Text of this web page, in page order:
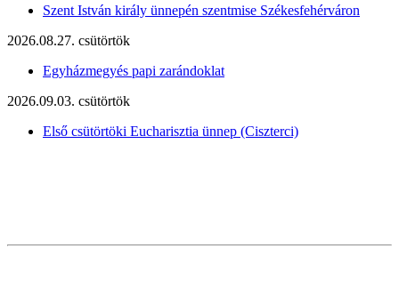
Szent István király ünnepén szentmise Székesfehérváron
2026.08.27. csütörtök
Egyházmegyés papi zarándoklat
2026.09.03. csütörtök
Első csütörtöki Eucharisztia ünnep (Ciszterci)